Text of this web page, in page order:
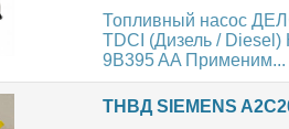
Топливный насос
TDCI (Дизель /
9B395 AA Применим...
ТНВД SIEMENS